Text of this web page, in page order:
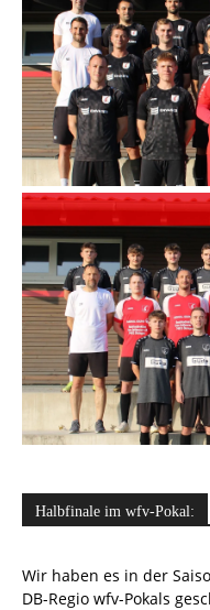
Halbfinale im wfv-Pokal:
Wir haben es in der
DB-Regio wfv-Pokals